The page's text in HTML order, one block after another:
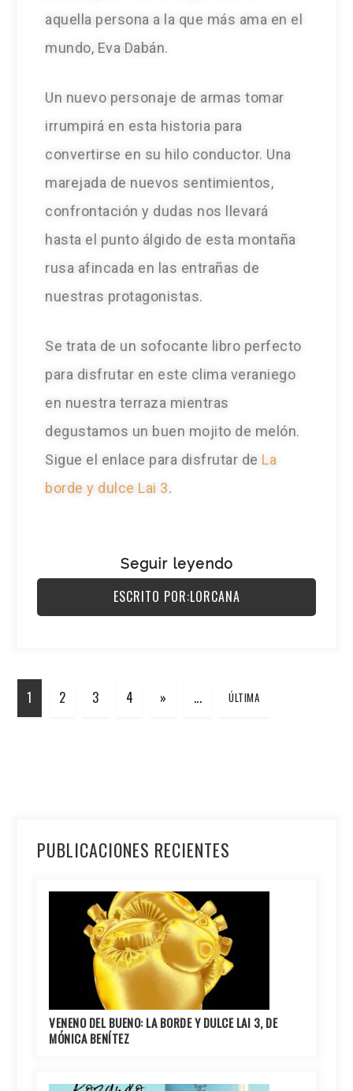
aquella persona a la que más ama en el
mundo, Eva Dabán.
Un nuevo personaje de armas tomar
irrumpirá en esta historia para
convertirse en su hilo conductor. Una
marejada de nuevos sentimientos,
confrontación y dudas nos llevará
hasta el punto álgido de esta montaña
rusa afincada en las entrañas de
nuestras protagonistas.
Se trata de un sofocante libro perfecto
para disfrutar en este clima veraniego
en nuestra terraza mientras
degustamos un buen mojito de melón.
Sigue el enlace para disfrutar de La
borde y dulce Lai 3.
Seguir leyendo
ESCRITO POR:LORCANA
1 2 3 4 » ... ÚLTIMA
PUBLICACIONES RECIENTES
VENENO DEL BUENO: LA BORDE Y DULCE LAI 3, DE
MÓNICA BENÍTEZ